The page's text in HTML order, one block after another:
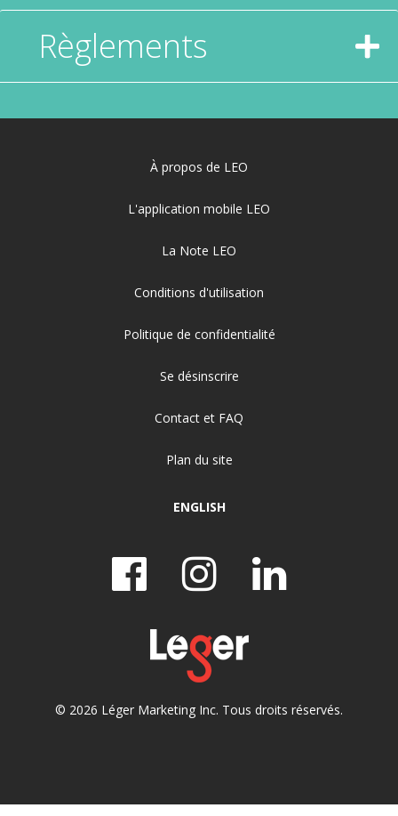
Règlements
À propos de LEO
L'application mobile LEO
La Note LEO
Conditions d'utilisation
Politique de confidentialité
Se désinscrire
Contact et FAQ
Plan du site
ENGLISH
© 2026 Léger Marketing Inc. Tous droits réservés.